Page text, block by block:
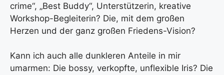
crime“, „Best Buddy“, Unterstützerin, kreative
Workshop-Begleiterin? Die, mit dem großen
Herzen und der ganz großen Friedens-Vision?
Kann ich auch alle dunkleren Anteile in mir
umarmen: Die bossy, verkopfte, unflexible Iris? Die